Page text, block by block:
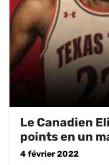
Le Canadien
points en un
4 février 2022